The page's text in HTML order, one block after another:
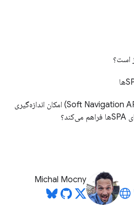
چگونه API ناوبری نرم (Soft Navigation API) امکان اندازه‌گیری
Michal Mocny